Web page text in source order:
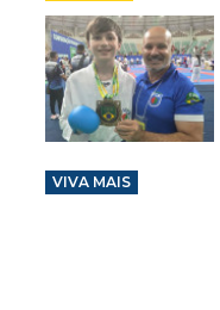
VIVA MAIS